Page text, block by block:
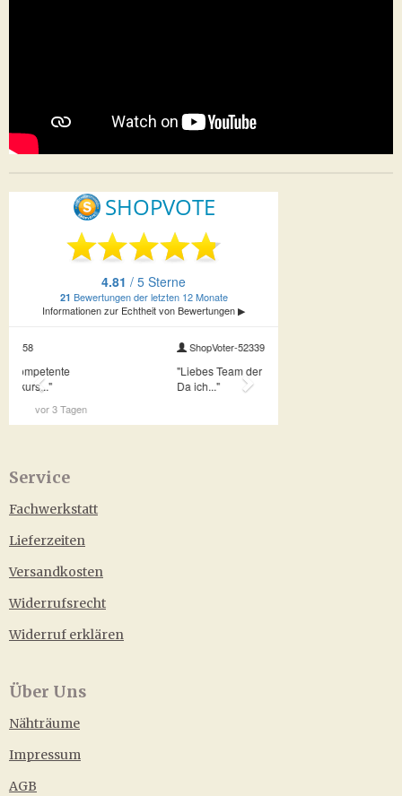
Service
Fachwerkstatt
Lieferzeiten
Versandkosten
Widerrufsrecht
Widerruf erklären
Über Uns
Nähträume
Impressum
AGB